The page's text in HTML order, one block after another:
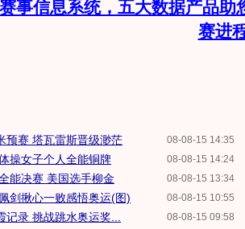
事信息系统，五大数据产品助
赛进
08-08-15 14:35
预赛 塔瓦雷斯晋级渺茫
08-08-15 14:24
操女子个人全能铜牌
08-08-15 13:34
能决赛 美国选手柳金
08-08-15 10:55
剑揪心一败感悟奥运(图)
08-08-15 09:58
录 挑战跳水奥运奖...